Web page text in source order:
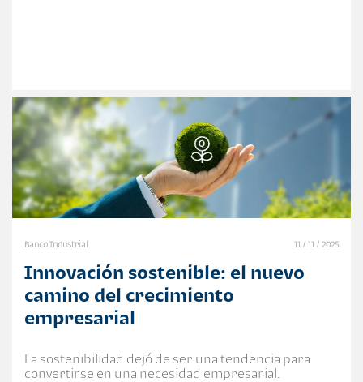
Banco Industrial 11 / 11 / 2025
Innovación sostenible: el nuevo
camino del crecimiento
empresarial
La sostenibilidad dejó de ser una tendencia para
convertirse en una necesidad empresarial.